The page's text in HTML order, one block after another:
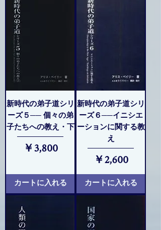
新時代の弟子道シリ
ーズ５── 個々の弟
子たちへの教え・下
価格
￥3,800
カートに入れる
新時代の弟子道シリ
ーズ６──イニシエ
ーションに関する教
え
価格
￥2,600
カートに入れる